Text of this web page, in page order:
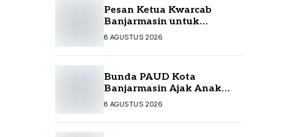
Pesan Ketua Kwarcab
Banjarmasin untuk
Kontingen Jamnas XII
8 AGUSTUS 2026
Bunda PAUD Kota
Banjarmasin Ajak Anak
Jelajah Literasi di Taman
8 AGUSTUS 2026